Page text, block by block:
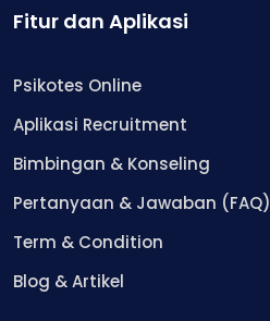
Fitur dan Aplikasi
Psikotes Online
Aplikasi Recruitment
Bimbingan & Konseling
Pertanyaan & Jawaban (FAQ)
Term & Condition
Blog & Artikel